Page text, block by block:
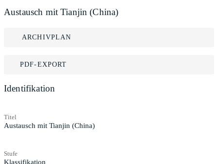
Austausch mit Tianjin (China)
ARCHIVPLAN
PDF-EXPORT
Identifikation
Titel
Austausch mit Tianjin (China)
Stufe
Klassifikation